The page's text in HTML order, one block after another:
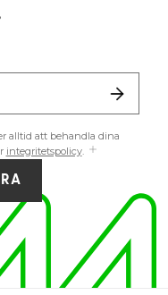
alltid att behandla dina
integritetspolicy.